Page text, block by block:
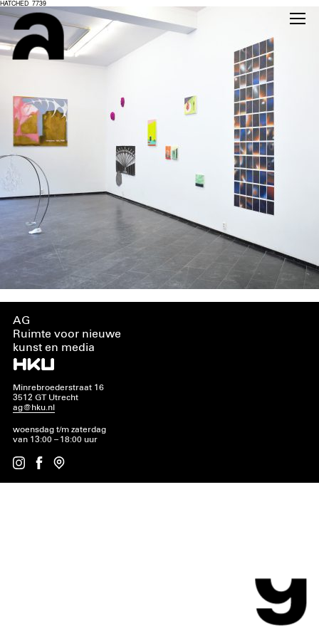
HATCHED_7739
AG
Ruimte voor nieuwe
kunst en media
Minrebroederstraat 16
3512 GT Utrecht
ag@hku.nl
woensdag t/m zaterdag
van 13:00 – 18:00 uur